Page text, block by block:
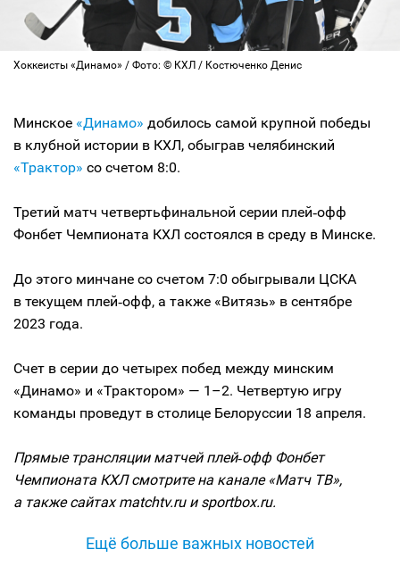
Хоккеисты «Динамо» / Фото: © КХЛ / Костюченко Денис
Минское «Динамо» добилось самой крупной победы
в клубной истории в КХЛ, обыграв челябинский
«Трактор» со счетом 8:0.
Третий матч четвертьфинальной серии плей‑офф
Фонбет Чемпионата КХЛ состоялся в среду в Минске.
До этого минчане со счетом 7:0 обыгрывали ЦСКА
в текущем плей‑офф, а также «Витязь» в сентябре
2023 года.
Счет в серии до четырех побед между минским
«Динамо» и «Трактором» — 1–2. Четвертую игру
команды проведут в столице Белоруссии 18 апреля.
Прямые трансляции матчей плей‑офф Фонбет
Чемпионата КХЛ смотрите на канале «Матч ТВ»,
а также сайтах matchtv.ru и sportbox.ru.
Ещё больше важных новостей